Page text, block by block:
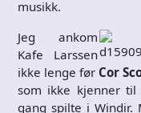
musikk.
Jeg ankom
Kafe Larssen
ikke lenge før Cor
som ikke kjenner
gang spilte i